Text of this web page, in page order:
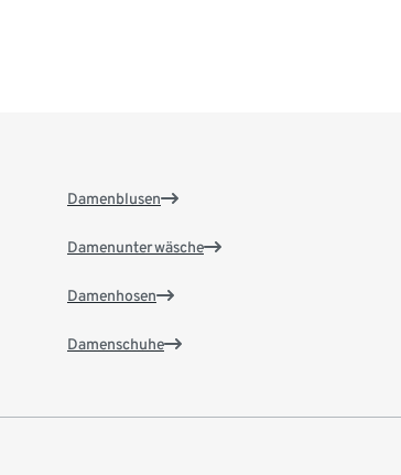
Damenblusen
Damenunterwäsche
Damenhosen
Damenschuhe